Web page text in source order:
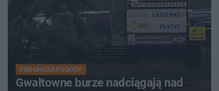
PROGNOZA POGODY
Gwałtowne burze nadciągają nad